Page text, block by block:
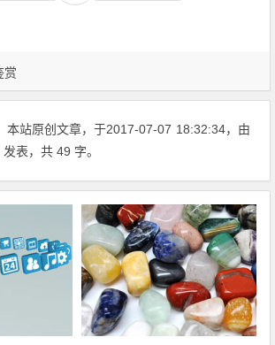
赏
本站原创文章，于2017-07-07 18:32:34，由
发表，共 49 字。